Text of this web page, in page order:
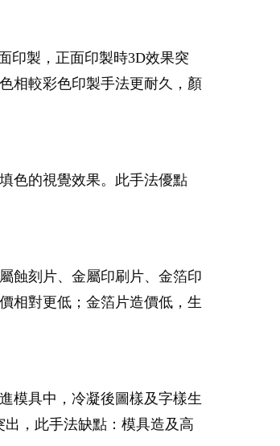
印製，正面印製時3D效果突
相較彩色印製手法更耐久，顏
色的視覺效果。此手法優點
蝕刻片、金屬印刷片、金箔印
相對更低；金箔片造價低，生
模具中，冷凝後圖樣及字樣生
，此手法缺點：模具造及高